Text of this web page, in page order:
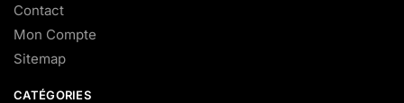
Contact
Mon Compte
Sitemap
CATÉGORIES